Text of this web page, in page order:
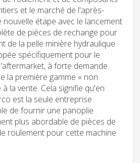
et le marché de l'après-
nouvelle étape avec le lancement
de pièces de rechange pour
de la pelle minière hydraulique
spécifiquement pour le
à forte demande
la première gamme « non
la vente. Cela signifie qu'en
est la seule entreprise
de fournir une panoplie
plus abordable de pièces de
roulement pour cette machine